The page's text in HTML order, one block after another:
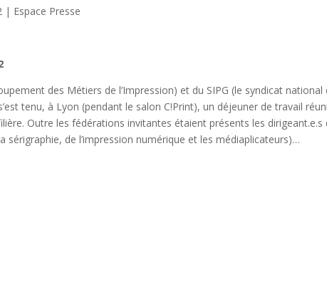
| Espace Presse
des Métiers de l’Impression) et du SIPG (le syndicat
tenu, à Lyon (pendant le salon C!Print), un déjeuner de travail
Outre les fédérations invitantes étaient présents les dirigeant.e.s
sérigraphie, de l’impression numérique et les médiaplicateurs)…